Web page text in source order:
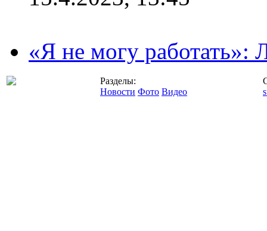
«Я не могу работать»:
Разделы:
Новости Фото Видео